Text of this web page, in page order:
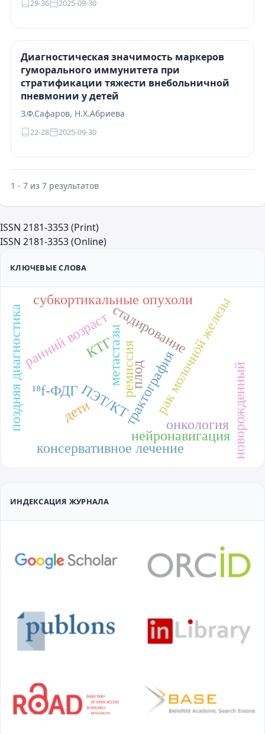
29-36 2025-09-30
Диагностическая значимость маркеров
гуморального иммунитета при
стратификации тяжести внебольничной
пневмонии у детей
З.Ф.Сафаров, Н.Х.Абриева
22-28 2025-09-30
1 - 7 из 7 результатов
ISSN 2181-3353 (Print)
ISSN 2181-3353 (Online)
КЛЮЧЕВЫЕ СЛОВА
рак молочной железы
ПЭТ/КТ
¹⁸f-ФДГ
метастазыстадирование
онкология
трактография
субкортикальные опухоли
нейронавигация
дети
ранний возраст
поздняя диагностика
консервативное лечение
ремиссия
плод новорожденный
КТГ
ИНДЕКСАЦИЯ ЖУРНАЛА